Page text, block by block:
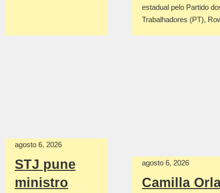
estadual pelo Partido
Trabalhadores (PT),
agosto 6, 2026
STJ pune
ministro
agosto 6, 2026
Camilla